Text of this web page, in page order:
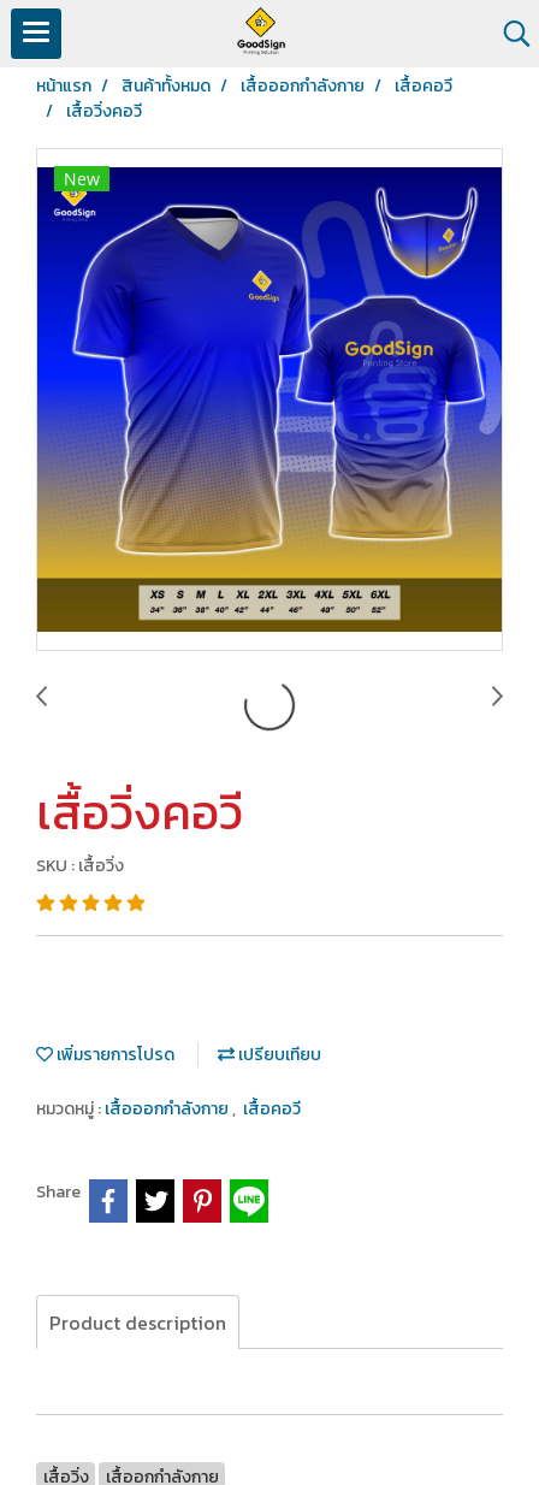
หน้าแรก สินค้าทั้งหมด เสื้อออกกำลังกาย
เสื้อคอวี
เสื้อวิ่งคอวี
New
เสื้อวิ่งคอวี
SKU : เสื้อวิ่ง
เพิ่มรายการโปรด เปรียบเทียบ
หมวดหมู่ :เสื้อออกกำลังกาย, เสื้อคอวี
Share
Product description
เสื้อวิ่ง เสื้ออกกำลังกาย